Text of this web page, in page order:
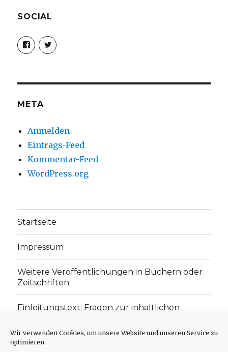
Wir verwenden Cookies, um unsere Website und unseren Service zu
optimieren.
SOCIAL
Profil
von
christoph.fleischer1
anzeigen
Profil
von
anzeigen
META
Anmelden
Eintrags-Feed
Kommentar-Feed
WordPress.org
Startseite
Impressum
Weitere Veröffentlichungen in Büchern oder
Zeitschriften
Einleitungstext: Fragen zur inhaltlichen
„schwachen Glaubens“